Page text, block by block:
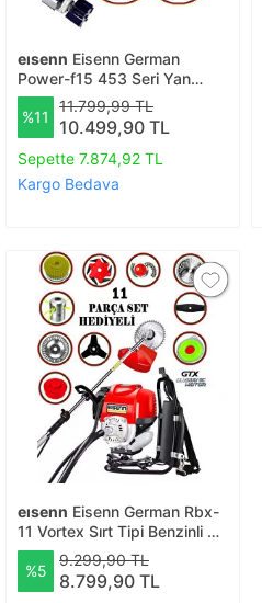
eısenn Eisenn German
Power-f15 453 Seri Yan
Tırpan+ Akrobat Çapalama +
Toprak Eşeleme 15 Parça
Full Set
%11
11.799,99 TL
10.499,90 TL
Sepette 7.874,92 TL
Kargo Bedava
eısenn Eisenn German Rbx-
11 Vortex Sırt Tipi Benzinli Ot
Çalı Çim Biçme Tırpanı+
Efsane Set Halı Yıkamalı
%5
9.299,90 TL
8.799,90 TL